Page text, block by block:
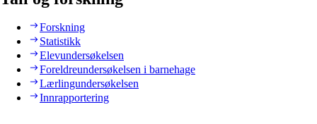
Forskning
Statistikk
Elevundersøkelsen
Foreldreundersøkelsen i barnehage
Lærlingundersøkelsen
Innrapportering